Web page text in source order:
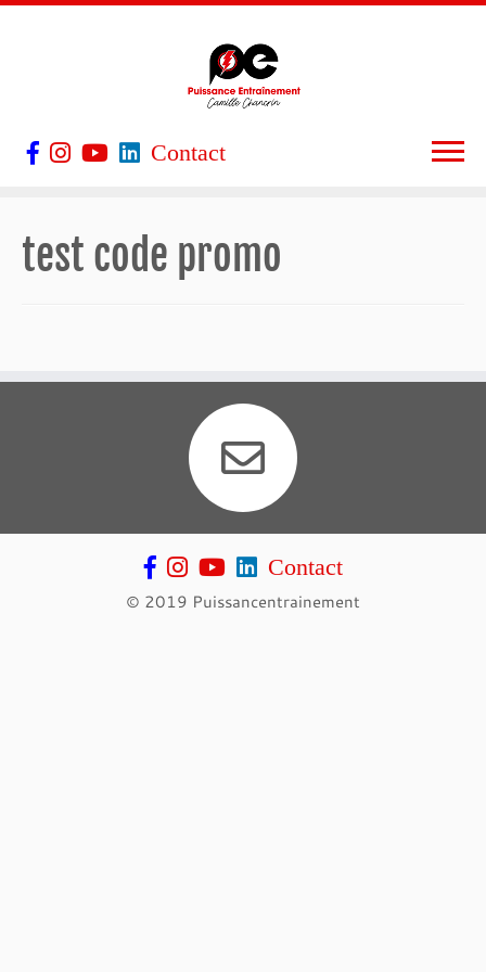
Contact
test code promo
Contact
© 2019 Puissancentrainement